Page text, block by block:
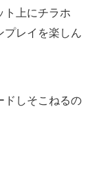
ト上にチラホ
プレイを楽しん
ドしそこねるの